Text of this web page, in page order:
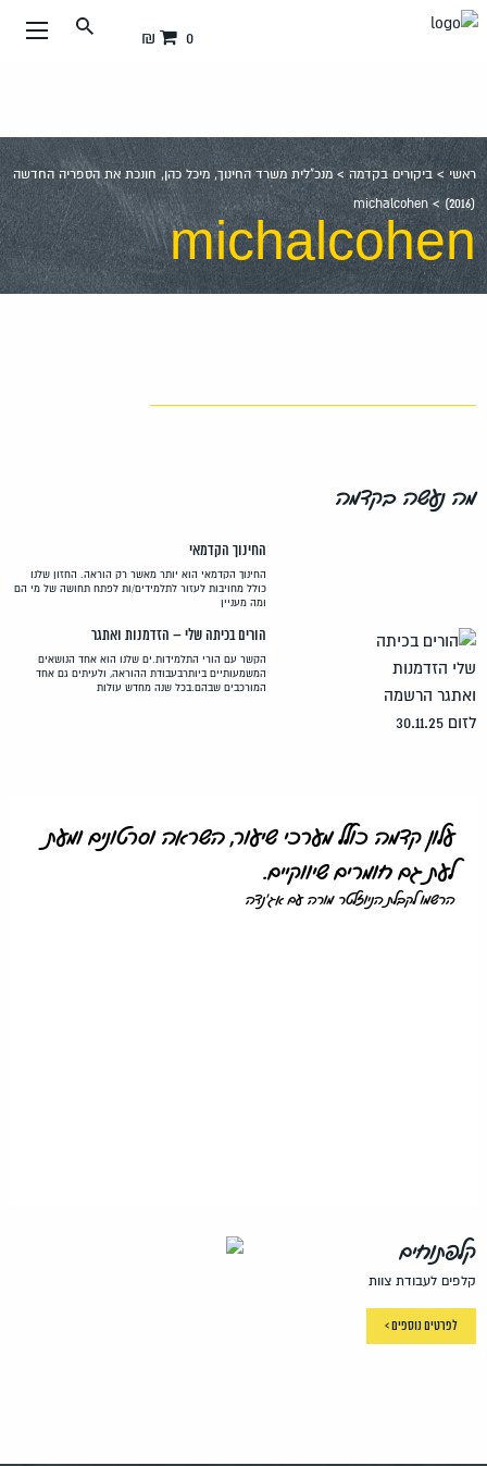
עבור
0 ₪
ראשי >ביקורים בקדמה>מנכ"לית משרד החינוך, מיכל כהן, חונכת את הספריה החדשה
(2016)
>
michalcohen
michalcohen
מה נעשה בקדמה
החינוך הקדמאי
החינוך הקדמאי הוא יותר מאשר רק הוראה. החזון שלנו
כולל מחויבות לעזור לתלמידים/ות לפתח תחושה של מי הם
ומה מעניין
הורים בכיתה שלי – הזדמנות ואתגר
הקשר עם הורי התלמידות.ים שלנו הוא אחד הנושאים
המשמעותיים ביותרבעבודת ההוראה, ולעיתים גם אחד
המורכבים שבהם.בכל שנה מחדש עולות
עלון קדמה כולל מערכי שיעור, השראה וסרטונים ומעת
לעת גם חומרים שיווקיים.
הרשמו לקבלת הניוזלטר מורה עם אג'נדה
קלפתוחים
קלפים לעבודת צוות
לפרטים נוספים >